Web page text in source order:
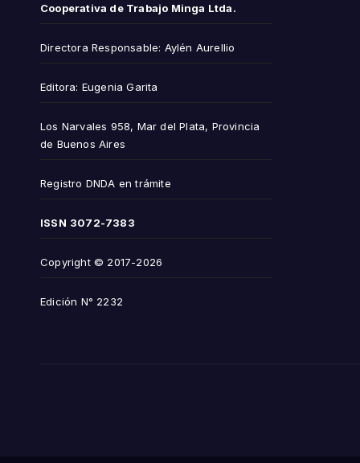
Cooperativa de Trabajo Minga Ltda.
Directora Responsable: Aylén Aurellio
Editora: Eugenia Garita
Los Narvales 958, Mar del Plata, Provincia
de Buenos Aires
Registro DNDA en trámite
ISSN 3072-7383
Copyright © 2017-2026
Edición N° 2232